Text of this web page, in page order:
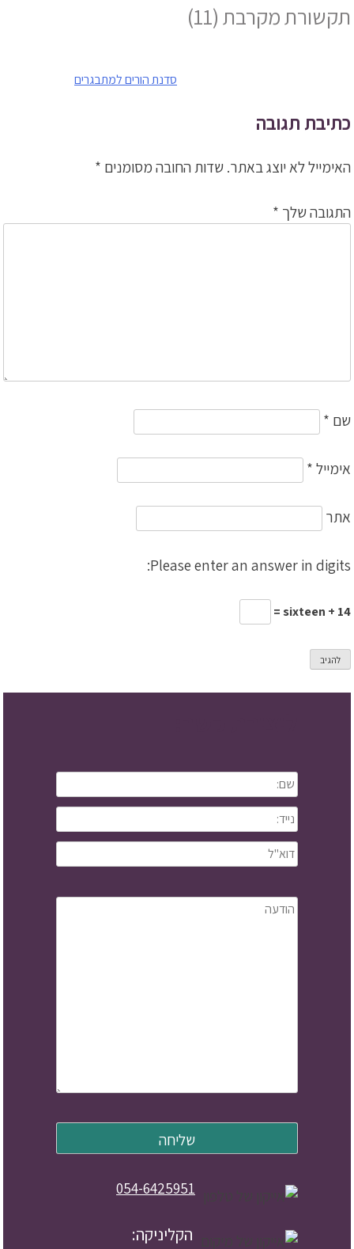
תקשורת מקרבת(11)
סדנת הורים למתבגרים
כתיבת תגובה
האימייל לא יוצג באתר. שדות החובה מסומנים *
התגובה שלך *
שם *
אימייל*
אתר
Please enter an answer in digits:
sixteen + 14 =
054-6425951
הקליניקה: